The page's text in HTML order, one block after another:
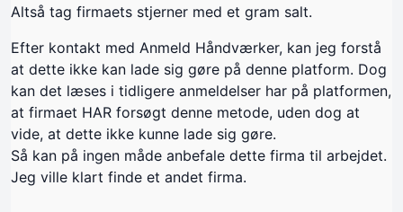
Altså tag firmaets stjerner med et gram salt.
Efter kontakt med Anmeld Håndværker, kan jeg forstå
at dette ikke kan lade sig gøre på denne platform. Dog
kan det læses i tidligere anmeldelser har på platformen,
at firmaet HAR forsøgt denne metode, uden dog at
vide, at dette ikke kunne lade sig gøre.
Så kan på ingen måde anbefale dette firma til arbejdet.
Jeg ville klart finde et andet firma.